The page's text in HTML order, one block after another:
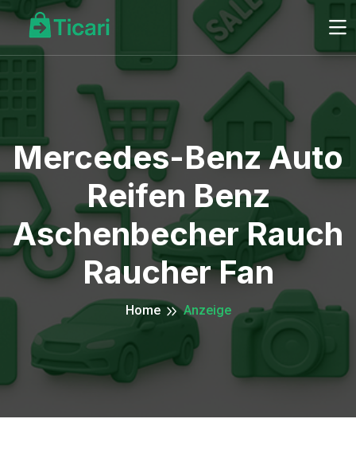
Mercedes-Benz Auto
Reifen Benz
Aschenbecher Rauch
Raucher Fan
Home Anzeige